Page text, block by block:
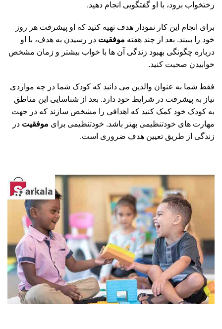
رختخواب برود، با او گفتگویی انجام دهید.
برای انجام این کار نمودار هدف تهیه کنید که او پیشرفت هر روز
خود را ببیند. بعد از چند هفته موفقیت در رسیدن به هدف، با او
درباره چگونگی بهبود زندگی آن ها با خواب بیشتر و زمان مشخص
خوابیدن صحبت کنید.
فقط شما به عنوان والدین می دانید که کودک شما در چه مواردی
نیاز به پیشرفت در شرایط خود دارد. بعد از شناسایی این مناطق
به کودک خود کمک کنید که اهدافی را مشخص سازند که در جهت
مهارت های خودتنظیمی بهتر باشد. خودتنظیمی برای موفقیت در
زندگی از طریق تعیین هدف ضروری است.